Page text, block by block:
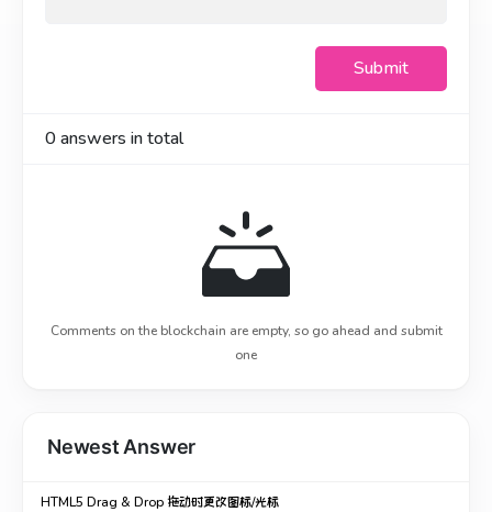
Submit
0answers in total
Comments on the blockchain are empty, so go ahead and submit
one
Newest Answer
HTML5 Drag & Drop 拖动时更改图标/光标